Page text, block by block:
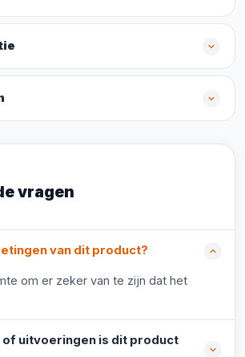
vragen
van dit product?
om er zeker van te zijn dat het
of uitvoeringen is dit product